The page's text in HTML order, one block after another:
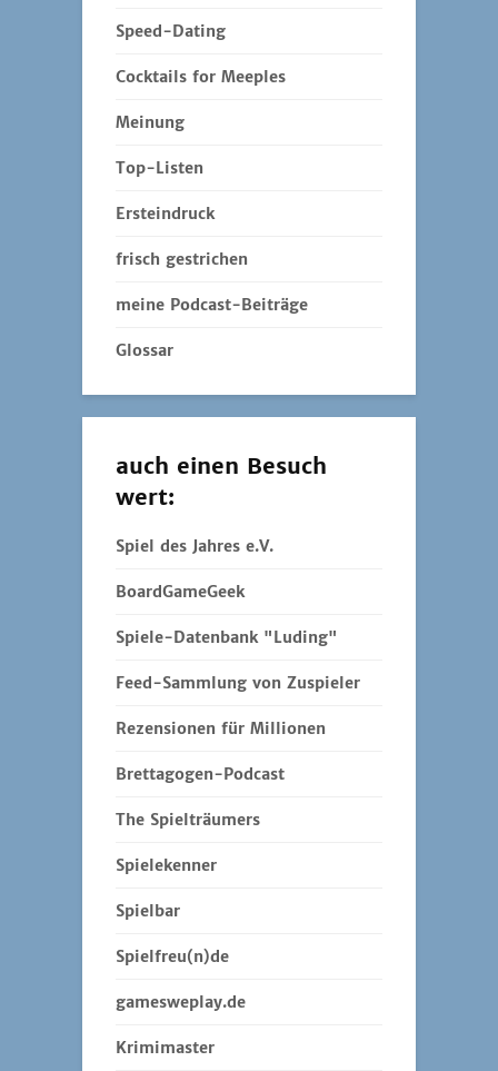
Speed-Dating
Cocktails for Meeples
Meinung
Top-Listen
Ersteindruck
frisch gestrichen
meine Podcast-Beiträge
Glossar
auch einen Besuch
wert:
Spiel des Jahres e.V.
BoardGameGeek
Spiele-Datenbank "Luding"
Feed-Sammlung von Zuspieler
Rezensionen für Millionen
Brettagogen-Podcast
The Spielträumers
Spielekenner
Spielbar
Spielfreu(n)de
gamesweplay.de
Krimimaster